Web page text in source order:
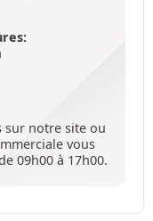
sur notre site ou
vous
09h00 à 17h00.